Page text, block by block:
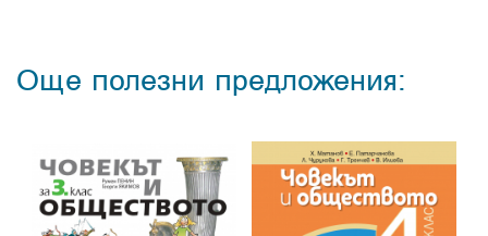
Още полезни предложения: